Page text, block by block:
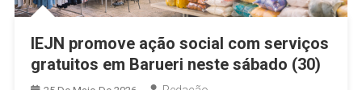
IEJN promove ação social com serviços
gratuitos em Barueri neste sábado (30)